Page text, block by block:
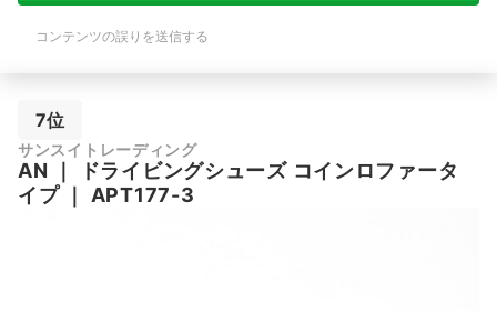
コンテンツの誤りを送信する
7位
サンスイトレーディング
AN
ドライビングシューズ コインロファータ
イプ｜ APT177-3